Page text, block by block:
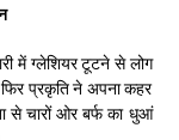
में ग्लेशियर टूटने से लोग
प्रकृति ने अपना कहर
से चारों ओर बर्फ का धुआं